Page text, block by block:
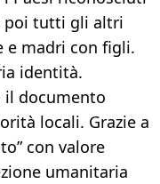
poi tutti gli altri
e madri con figli.
identità.
il documento
locali. Grazie a
con valore
umanitaria